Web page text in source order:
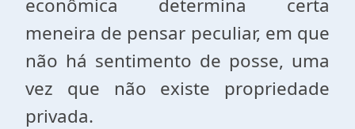
econômica determina certa
meneira de pensar peculiar, em que
não há sentimento de posse, uma
vez que não existe propriedade
privada.